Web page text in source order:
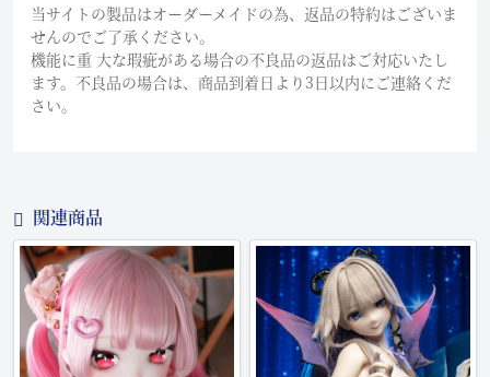
当サイトの製品はオーダーメイドの為、返品の特約はございま
せんのでご了承ください。
機能に重 大な瑕疵がある場合の不良品の返品はご対応いたし
ます。不良品の場合は、商品到着日より3日以内にご連絡くだ
さい。
関連商品